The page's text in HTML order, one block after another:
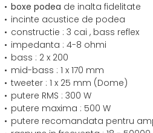
boxe podea de inalta fidelitate
incinte acustice de podea
constructie : 3 cai , bass reflex
impedanta : 4-8 ohmi
bass : 2 x 200
mid-bass : 1 x 170 mm
tweeter : 1 x 25 mm (Dome)
putere RMS : 300 W
putere maxima : 500 W
putere recomandata pentru